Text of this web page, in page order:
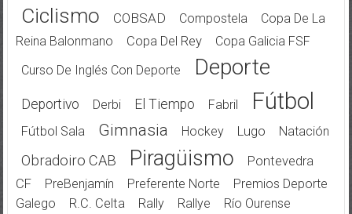
Ciclismo COBSAD Compostela
Copa De La
Reina Balonmano
Copa Del Rey
Copa Galicia FSF
Curso De Inglés Con Deporte
Deporte
Deportivo Derbi El Tiempo Fabril Fútbol
Fútbol Sala Gimnasia Hockey Lugo Natación
Obradoiro CAB Piragüismo
Pontevedra
CF
PreBenjamín Preferente Norte
Premios Deporte
Galego
R.C. Celta Rally Rallye
Río Ourense